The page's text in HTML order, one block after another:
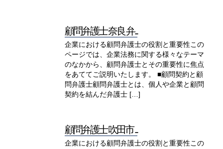
顧問弁護士 奈良 弁...
企業における顧問弁護士の役割と重要性この
ページでは、企業法務に関する様々なテーマ
のなかから、顧問弁護士とその重要性に焦点
をあててご説明いたします。 ■顧問契約と顧
問弁護士顧問弁護士とは、個人や企業と顧問
契約を結んだ弁護士 […]
顧問弁護士 吹田市 ...
企業における顧問弁護士の役割と重要性この